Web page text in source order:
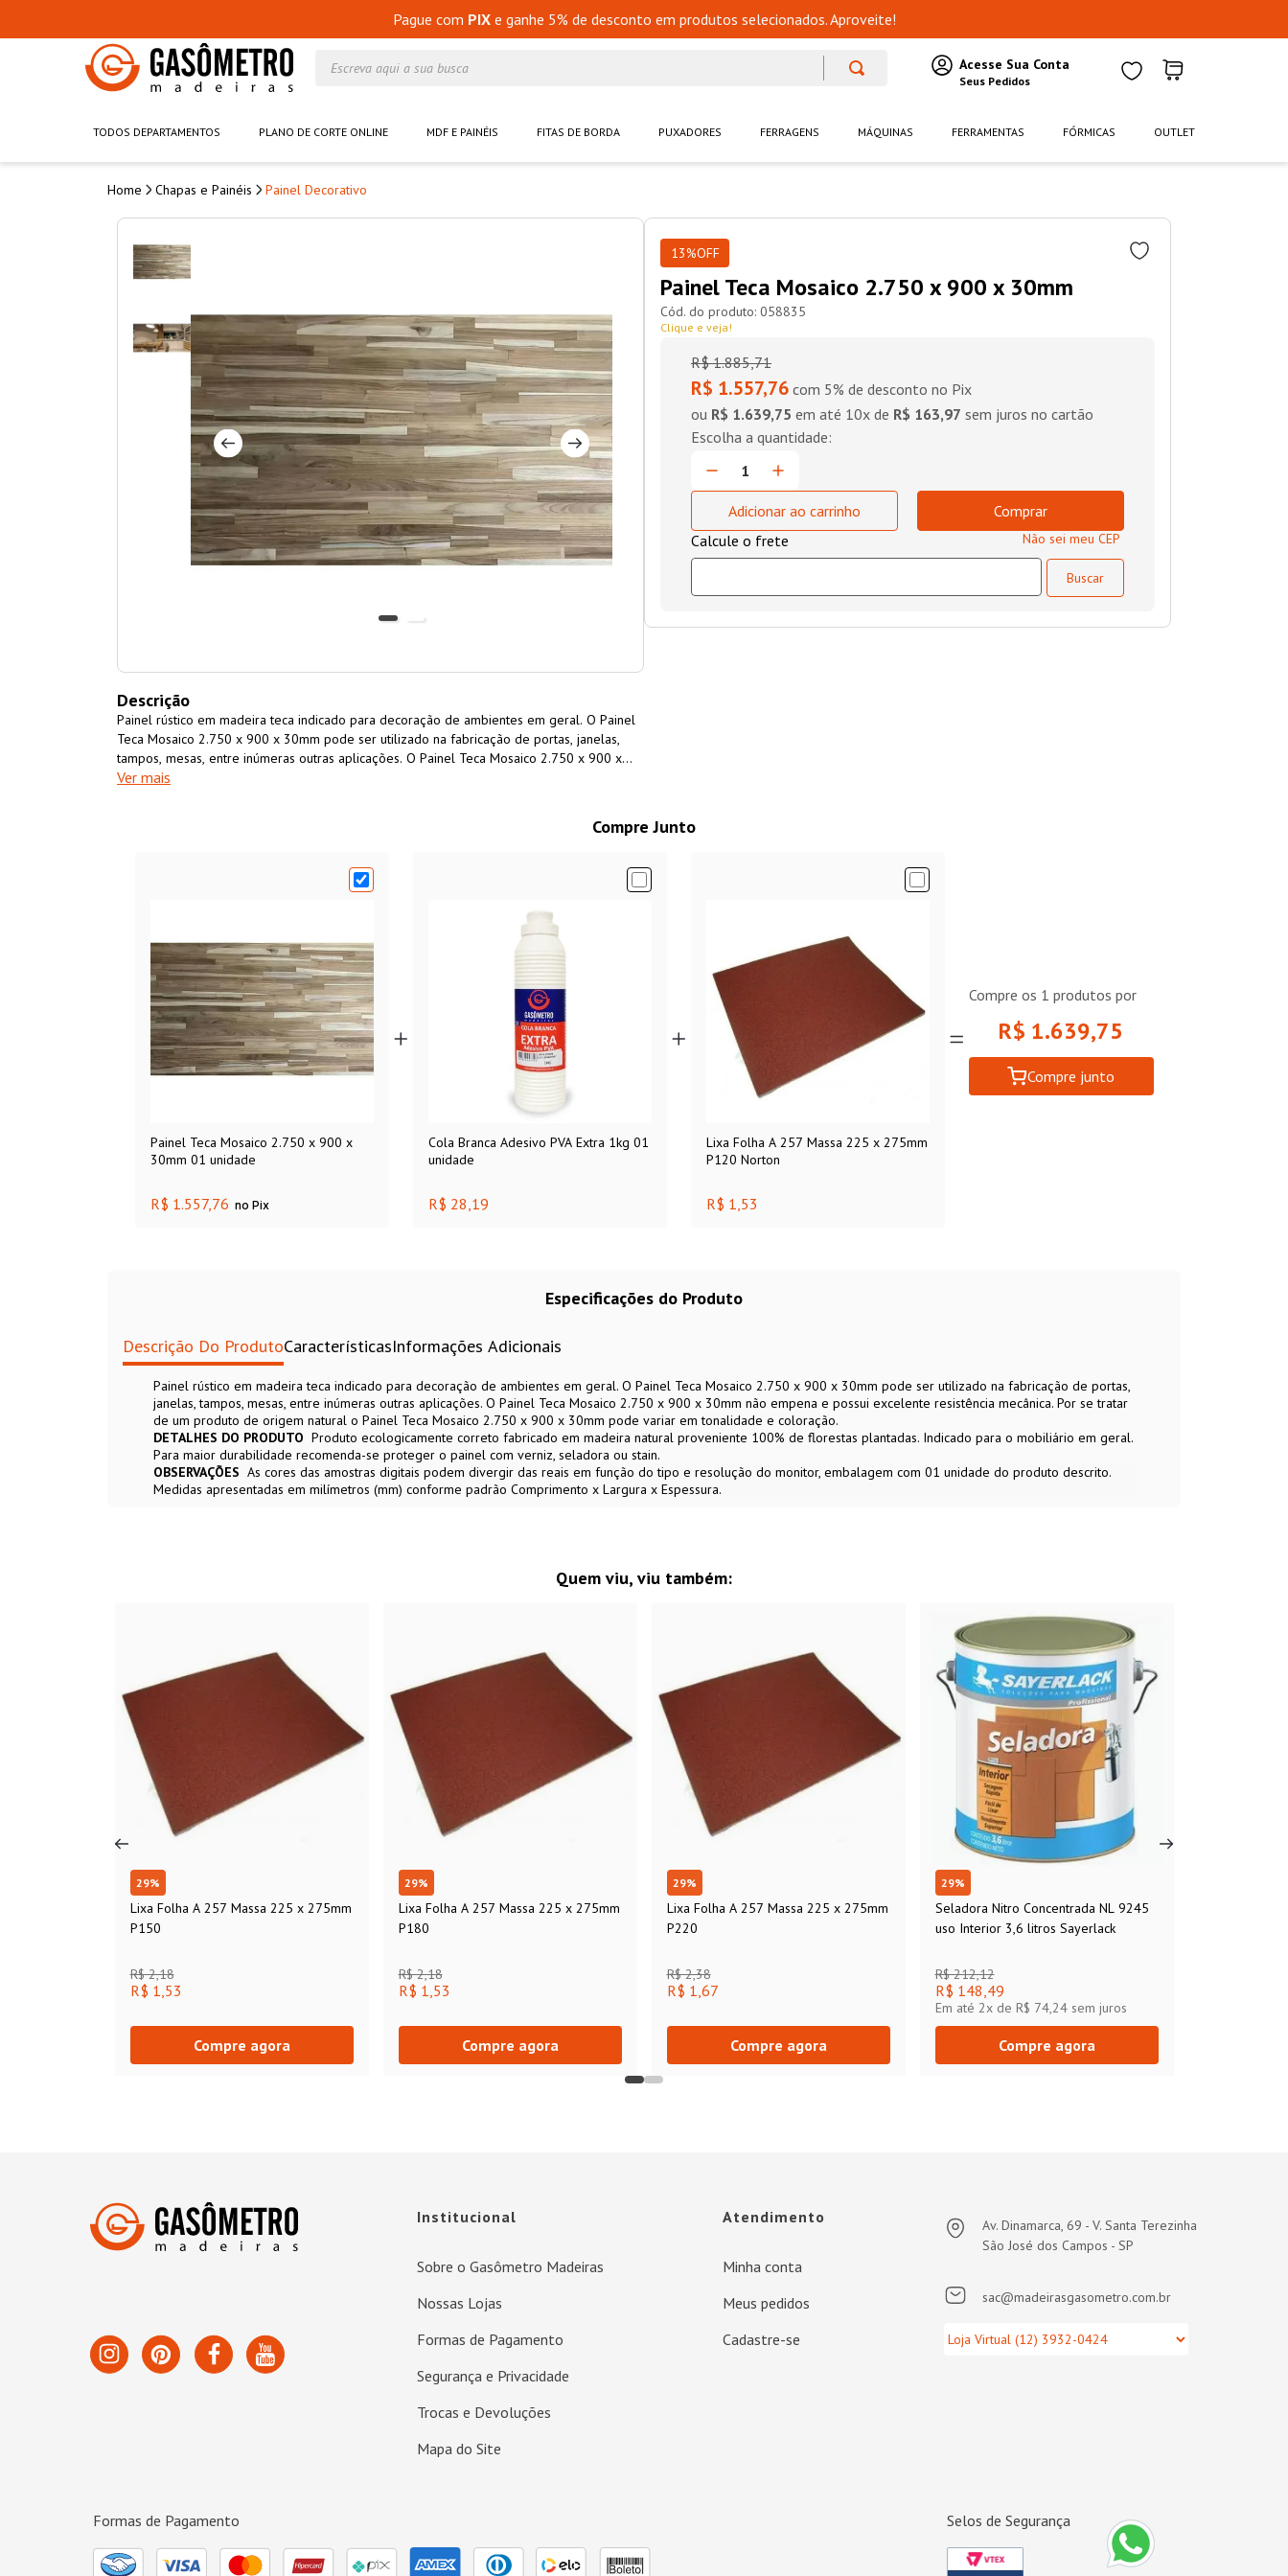
Pague com PIXe ganhe 5% de desconto em produtos selecionados. Aproveite!
TODOS DEPARTAMENTOS PLANO DE CORTE ONLINE MDF E PAINÉIS FITAS DE BORDA PUXADORES FERRAGENS MÁQUINAS FERRAMENTAS FÓRMICAS OUTLET
Chapas e Painéis Painel Decorativo
Descrição
Painel rústico em madeira teca indicado para decoração de ambientes em geral. O Painel
Teca Mosaico 2.750 x 900 x 30mm pode ser utilizado na fabricação de portas, janelas,
tampos, mesas, entre inúmeras outras aplicações. O Painel Teca Mosaico 2.750 x 900 x
30mm não empena e possui excelente resistência mecânica. Por se tratar de um produto
Ver mais
13%OFF
Painel Teca Mosaico 2.750 x 900 x 30mm
058835
Clique e veja!
R$ 1.885,71
R$ 1.557,76 com 5% de desconto no Pix
ou R$ 1.639,75 em até 10x de R$ 163,97 sem juros no cartão
Adicionar ao carrinho Comprar
Não sei meu CEP
Compre Junto
Painel Teca Mosaico 2.750 x 900 x
30mm 01 unidade
R$ 1.557,76 no Pix
Cola Branca Adesivo PVA Extra 1kg 01
unidade
R$ 28,19
Lixa Folha A 257 Massa 225 x 275mm
P120 Norton
R$ 1,53
Compre os 1 produtos por
R$ 1.639,75
Compre junto
Especificações do Produto
Descrição Do ProdutoCaracterísticasInformações Adicionais
Painel rústico em madeira teca indicado para decoração de ambientes em geral. O Painel Teca Mosaico 2.750 x 900 x 30mm pode ser utilizado na fabricação de portas,
janelas, tampos, mesas, entre inúmeras outras aplicações. O Painel Teca Mosaico 2.750 x 900 x 30mm não empena e possui excelente resistência mecânica. Por se tratar
de um produto de origem natural o Painel Teca Mosaico 2.750 x 900 x 30mm pode variar em tonalidade e coloração.
DETALHES DO PRODUTO Produto ecologicamente correto fabricado em madeira natural proveniente 100% de florestas plantadas. Indicado para o mobiliário em geral.
Para maior durabilidade recomenda-se proteger o painel com verniz, seladora ou stain.
OBSERVAÇÕES As cores das amostras digitais podem divergir das reais em função do tipo e resolução do monitor, embalagem com 01 unidade do produto descrito.
Medidas apresentadas em milímetros (mm) conforme padrão Comprimento x Largura x Espessura.
Quem viu, viu também:
29%
Lixa Folha A 257 Massa 225 x 275mm
P150
R$ 2,18
R$ 1,53
Compre agora
29%
Lixa Folha A 257 Massa 225 x 275mm
P180
R$ 2,18
R$ 1,53
Compre agora
29%
Lixa Folha A 257 Massa 225 x 275mm
P220
R$ 2,38
R$ 1,67
Compre agora
29%
Seladora Nitro Concentrada NL 9245
uso Interior 3,6 litros Sayerlack
R$ 212,12
R$ 148,49
Em até 2x de R$ 74,24sem juros
Compre agora
Institucional
Sobre o Gasômetro Madeiras
Nossas Lojas
Formas de Pagamento
Segurança e Privacidade
Trocas e Devoluções
Mapa do Site
Atendimento
Minha conta
Meus pedidos
Cadastre-se
Av. Dinamarca, 69 - V. Santa Terezinha
São José dos Campos - SP
sac@madeirasgasometro.com.br
Formas de Pagamento Selos de Segurança